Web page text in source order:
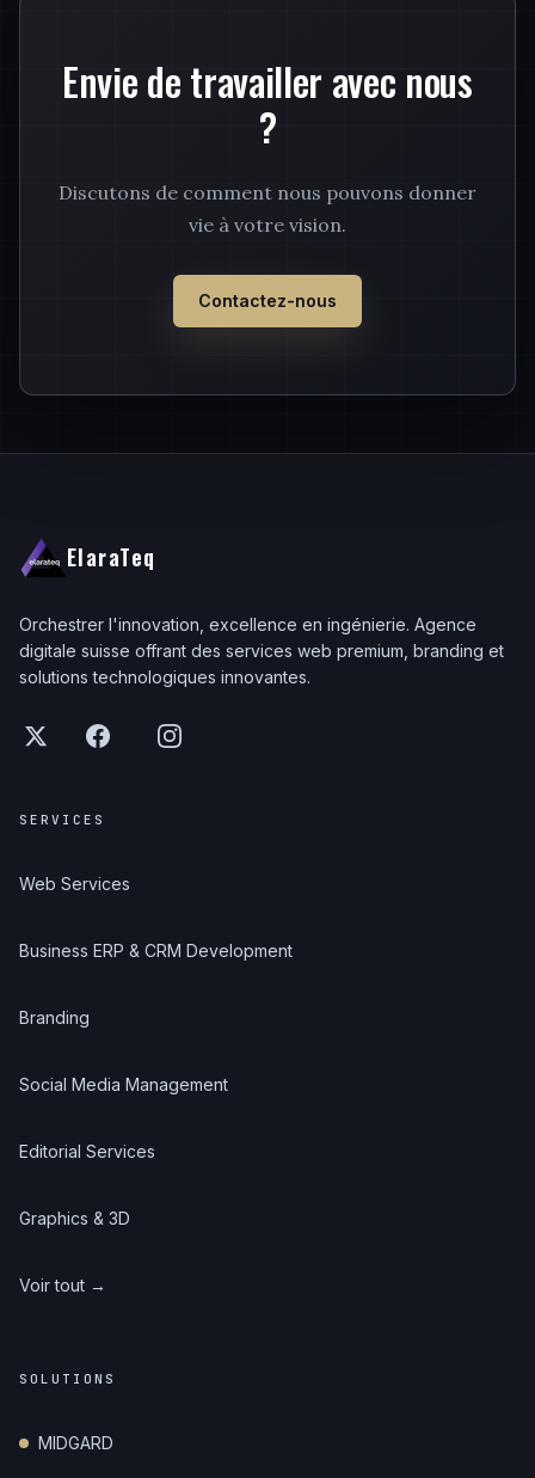
Envie de travailler avec nous
?
Discutons de comment nous pouvons donner
vie à votre vision.
Contactez-nous
ElaraTeq
Orchestrer l'innovation, excellence en ingénierie. Agence
digitale suisse offrant des services web premium, branding et
solutions technologiques innovantes.
SERVICES
Web Services
Business ERP & CRM Development
Branding
Social Media Management
Editorial Services
Graphics & 3D
Voir tout →
SOLUTIONS
MIDGARD